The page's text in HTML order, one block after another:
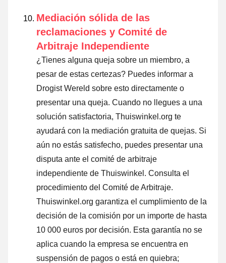
Mediación sólida de las
reclamaciones y Comité de
Arbitraje Independiente
¿Tienes alguna queja sobre un miembro, a
pesar de estas certezas? Puedes informar a
Drogist Wereld sobre esto directamente o
presentar una queja. Cuando no llegues a una
solución satisfactoria, Thuiswinkel.org te
ayudará con la mediación gratuita de quejas. Si
aún no estás satisfecho, puedes presentar una
disputa ante el comité de arbitraje
independiente de Thuiswinkel. Consulta el
procedimiento del Comité de Arbitraje.
Thuiswinkel.org garantiza el cumplimiento de la
decisión de la comisión por un importe de hasta
10 000 euros por decisión. Esta garantía no se
aplica cuando la empresa se encuentra en
suspensión de pagos o está en quiebra;